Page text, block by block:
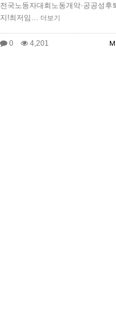
전국노동자대회노동개악·공공성후
지!최저임… 더보기
0 4,201